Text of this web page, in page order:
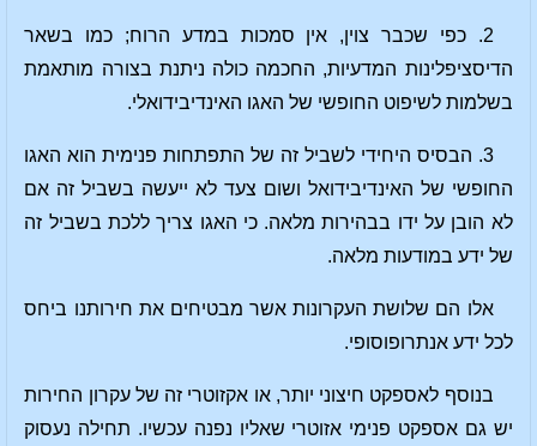
2. כפי שכבר צוין, אין סמכות במדע הרוח; כמו בשאר
הדיסציפלינות המדעיות, החכמה כולה ניתנת בצורה מותאמת
בשלמות לשיפוט החופשי של האגו האינדיבידואלי.
3. הבסיס היחידי לשביל זה של התפתחות פנימית הוא האגו
החופשי של האינדיבידואל ושום צעד לא ייעשה בשביל זה אם
לא הובן על ידו בבהירות מלאה. כי האגו צריך ללכת בשביל זה
של ידע במודעות מלאה.
אלו הם שלושת העקרונות אשר מבטיחים את חירותנו ביחס
לכל ידע אנתרופוסופי.
בנוסף לאספקט חיצוני יותר, או אקזוטרי זה של עקרון החירות
יש גם אספקט פנימי אזוטרי שאליו נפנה עכשיו. תחילה נעסוק